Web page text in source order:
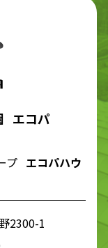
エコパ
プ エコパハウ
2300-1